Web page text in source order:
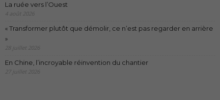
La ruée vers l’Ouest
4 août 2026
« Transformer plutôt que démolir, ce n’est pas regarder en arrière
»
28 juillet 2026
En Chine, l’incroyable réinvention du chantier
27 juillet 2026